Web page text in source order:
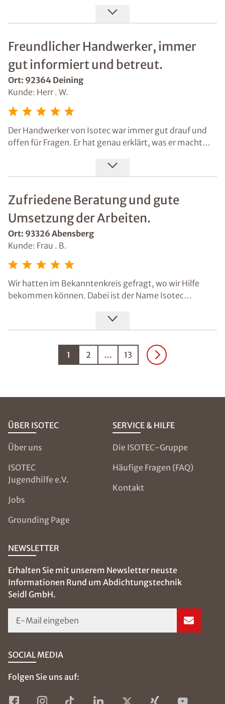
eine gute Empfehlung, wenn man allein die
Kundenbetreuung und den Einsatz der Mitarbeiter
Freundlicher Handwerker, immer
gut informiert und betreut.
Ort: 92364 Deining
Kunde: Herr . W.
Der Handwerker von Isotec war immer gut drauf und
offen für Fragen. Er hat genau erklärt, was er macht
Auch Herrn Seidl möchte ich erwähnen, er hat die
Sache hervorragend betreut und während der
nach dem rechten geschaut!
Zufriedene Beratung und gute
Umsetzung der Arbeiten.
Ort: 93326 Abensberg
Kunde: Frau . B.
Wir hatten im Bekanntenkreis gefragt, wo wir Hilfe
bekommen können. Dabei ist der Name Isotec
und dem Ausführendem, er hat pausenlos und gut
gearbeitet. Als er die Lüfter abgeholt hat, sagte er uns,
dass alles gut getrocknet sei.
1
2 ... 13
ÜBER ISOTEC
Über uns
ISOTEC
Jugendhilfe e.V.
Jobs
Grounding Page
SERVICE & HILFE
Die ISOTEC-Gruppe
Häufige Fragen (FAQ)
Kontakt
NEWSLETTER
Erhalten Sie mit unserem Newsletter neuste
Informationen Rund um Abdichtungstechnik
Seidl GmbH.
E-Mail eingeben
SOCIAL MEDIA
Folgen Sie uns auf: